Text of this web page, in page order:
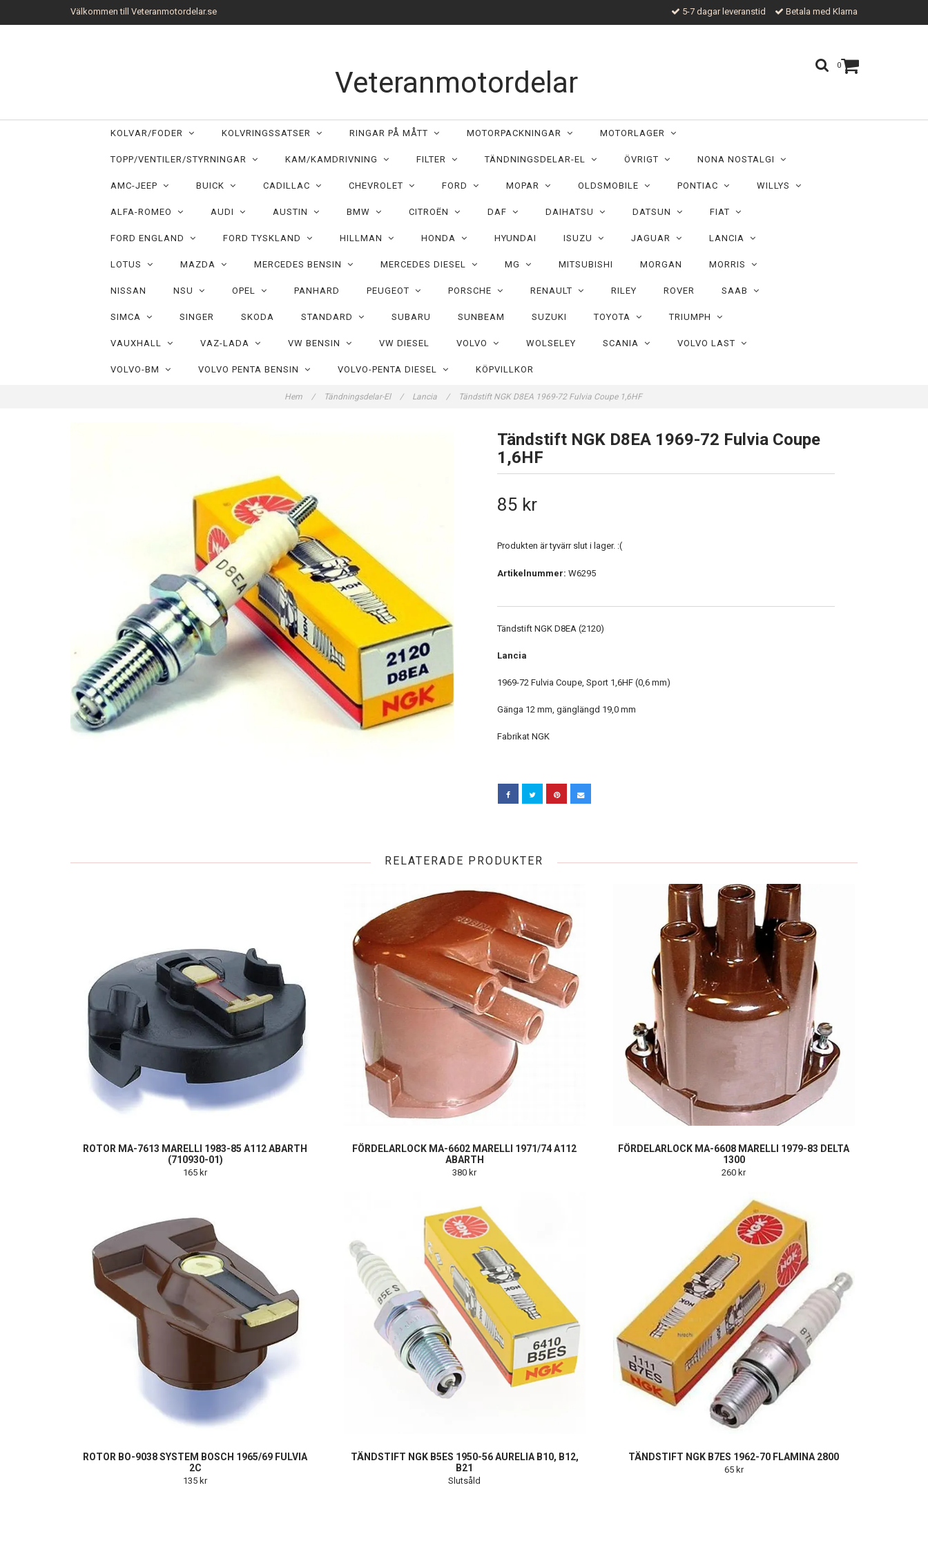
Välkommen till Veteranmotordelar.se 5-7 dagar leveranstid Betala med Klarna
0
Veteranmotordelar
KOLVAR/FODER KOLVRINGSSATSER RINGAR PÅ MÅTT MOTORPACKNINGAR MOTORLAGER
TOPP/VENTILER/STYRNINGAR KAM/KAMDRIVNING FILTER TÄNDNINGSDELAR-EL ÖVRIGT NONA NOSTALGI
AMC-JEEP BUICK CADILLAC CHEVROLET FORD MOPAR OLDSMOBILE PONTIAC WILLYS
ALFA-ROMEO AUDI AUSTIN BMW CITROËN DAF DAIHATSU DATSUN FIAT
FORD ENGLAND FORD TYSKLAND HILLMAN HONDA HYUNDAI ISUZU JAGUAR LANCIA
LOTUS MAZDA MERCEDES BENSIN MERCEDES DIESEL MG MITSUBISHI MORGAN MORRIS
NISSAN NSU OPEL PANHARD PEUGEOT PORSCHE RENAULT RILEY ROVER SAAB
SIMCA SINGER SKODA STANDARD SUBARU SUNBEAM SUZUKI TOYOTA TRIUMPH
VAUXHALL VAZ-LADA VW BENSIN VW DIESEL VOLVO WOLSELEY SCANIA VOLVO LAST
VOLVO-BM VOLVO PENTA BENSIN VOLVO-PENTA DIESEL KÖPVILLKOR
Hem / Tändningsdelar-El / Lancia / Tändstift NGK D8EA 1969-72 Fulvia Coupe 1,6HF
Tändstift NGK D8EA 1969-72 Fulvia Coupe
1,6HF
85 kr
Produkten är tyvärr slut i lager. :(
Artikelnummer: W6295
Tändstift NGK D8EA (2120)
Lancia
1969-72 Fulvia Coupe, Sport 1,6HF (0,6 mm)
Gänga 12 mm, gänglängd 19,0 mm
Fabrikat NGK
RELATERADE PRODUKTER
ROTOR MA-7613 MARELLI 1983-85 A112 ABARTH
(710930-01)
165 kr
FÖRDELARLOCK MA-6602 MARELLI 1971/74 A112
ABARTH
380 kr
FÖRDELARLOCK MA-6608 MARELLI 1979-83 DELTA
1300
260 kr
ROTOR BO-9038 SYSTEM BOSCH 1965/69 FULVIA
2C
135 kr
TÄNDSTIFT NGK B5ES 1950-56 AURELIA B10, B12,
B21
Slutsåld
TÄNDSTIFT NGK B7ES 1962-70 FLAMINA 2800
65 kr